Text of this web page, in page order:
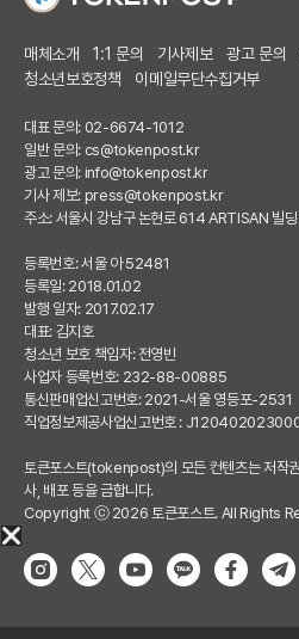
매체소개 1:1 문의 기사제보 광고 문의
청소년보호정책
이메일무단수집거부
대표 문의: 02-6674-1012
일반 문의: cs@tokenpost.kr
광고 문의: info@tokenpost.kr
기사 제보: press@tokenpost.kr
주소: 서울시 강남구 논현로 614 ARTISAN 빌
등록번호: 서울 아 52481
등록일: 2018.01.02
발행 일자: 2017.02.17
대표: 김지호
청소년 보호 책임자: 전영빈
사업자 등록번호: 232-88-00885
통신판매업신고번호: 2021-서울 영등포-2531
직업정보제공사업신고번호 :
토큰포스트(tokenpost)의 모든 컨텐츠는 저작
사, 배포 등을 금합니다.
Copyright ⓒ 2026 토큰포스트. All Rights